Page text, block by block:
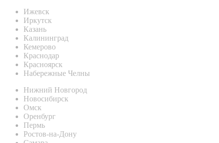
Ижевск
Иркутск
Казань
Калининград
Кемерово
Краснодар
Красноярск
Набережные Челны
Нижний Новгород
Новосибирск
Омск
Оренбург
Пермь
Ростов-на-Дону